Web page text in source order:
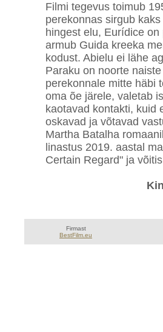
Filmi tegevus toimub
perekonnas sirgub
hingest elu, Eurídice
armub Guida kreeka
kodust. Abielu ei lähe
Paraku on noorte
perekonnale mitte häbi
oma õe järele, valetab
kaotavad kontakti, kuid
oskavad ja võtavad
Martha Batalha
linastus 2019. aastal
Certain Regard" ja
Firmast
BestFilm.eu